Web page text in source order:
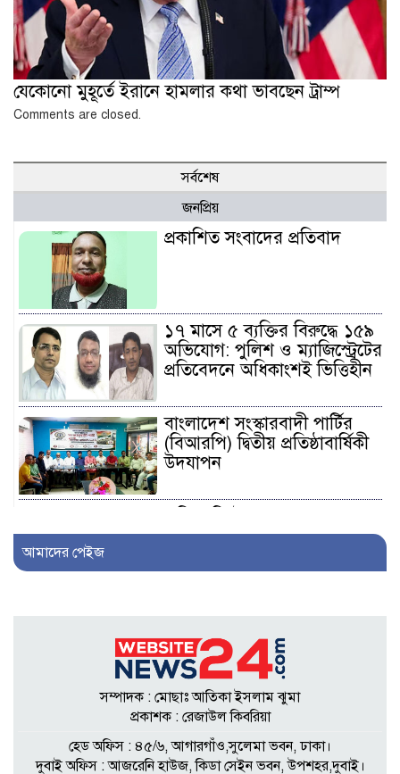
যেকোনো মুহূর্তে ইরানে হামলার কথা ভাবছেন ট্রাম্প
Comments are closed.
সর্বশেষ
জনপ্রিয়
প্রকাশিত সংবাদের প্রতিবাদ
১৭ মাসে ৫ ব্যক্তির বিরুদ্ধে ১৫৯
অভিযোগ: পুলিশ ও ম্যাজিস্ট্রেটের
প্রতিবেদনে অধিকাংশই ভিত্তিহীন
বাংলাদেশ সংস্কারবাদী পার্টির
(বিআরপি) দ্বিতীয় প্রতিষ্ঠাবার্ষিকী
উদযাপন
ঘোষণার দাবি, আলোচনায়
সম্পাদককে!
শিকলবাহা জলাবদ্ধতা নিরসনে
মাঠে ইউপি সদস্য নুরুল ইসলাম
আমাদের পেইজ
সম্পাদক : মোছাঃ আতিকা ইসলাম ঝুমা
প্রকাশক : রেজাউল কিবরিয়া
হেড অফিস : ৪৫/৬, আগারগাঁও,সুলেমা ভবন, ঢাকা।
দুবাই অফিস : আজরেনি হাউজ, কিডা সেইন ভবন, উপশহর,দুবাই।